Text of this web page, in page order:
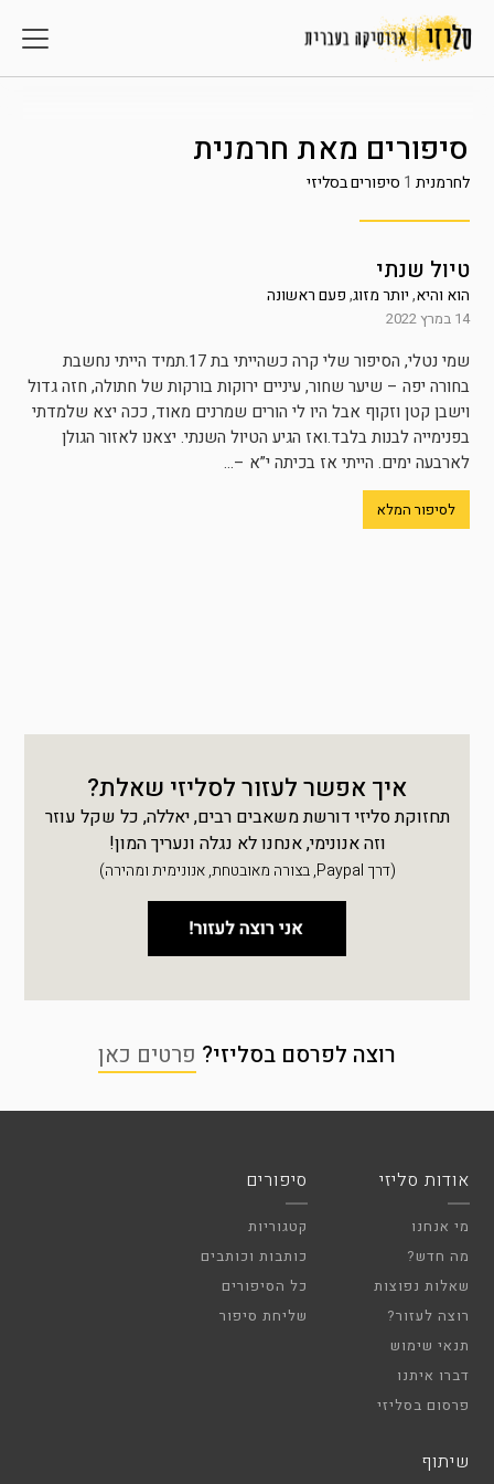
סיפורים מאת חרמנית
לחרמנית 1 סיפורים בסליזי
טיול שנתי
הוא והיא,יותר מזוג,פעם ראשונה
14 במרץ 2022
שמי נטלי, הסיפור שלי קרה כשהייתי בת 17.תמיד הייתי נחשבת
בחורה יפה – שיער שחור, עיניים ירוקות בורקות של חתולה, חזה גדול
וישבן קטן וזקוף אבל היו לי הורים שמרנים מאוד, ככה יצא שלמדתי
בפנימייה לבנות בלבד.ואז הגיע הטיול השנתי. יצאנו לאזור הגולן
לארבעה ימים. הייתי אז בכיתה י”א –...
לסיפור המלא
איך אפשר לעזור לסליזי שאלת?
תחזוקת סליזי דורשת משאבים רבים, יאללה, כל שקל עוזר
וזה אנונימי, אנחנו לא נגלה ונעריך המון!
(דרך Paypal, בצורה מאובטחת, אנונימית ומהירה)
רוצה לפרסם בסליזי? פרטים כאן
אודות סליזי
מי אנחנו
מה חדש?
שאלות נפוצות
רוצה לעזור?
תנאי שימוש
דברו איתנו
פרסום בסליזי
סיפורים
קטגוריות
כותבות וכותבים
כל הסיפורים
שליחת סיפור
שיתוף